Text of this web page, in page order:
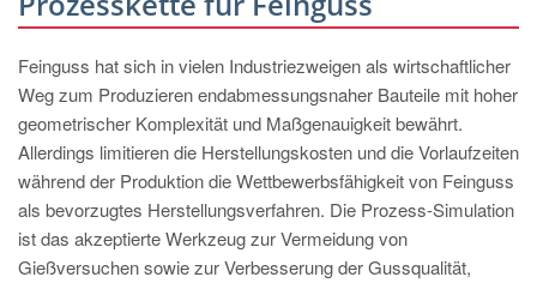
Feinguss hat sich in vielen Industriezweigen als wirtschaftlicher
Weg zum Produzieren endabmessungsnaher Bauteile mit hoher
geometrischer Komplexität und Maßgenauigkeit bewährt.
Allerdings limitieren die Herstellungskosten und die Vorlaufzeiten
während der Produktion die Wettbewerbsfähigkeit von Feinguss
als bevorzugtes Herstellungsverfahren. Die Prozess-Simulation
ist das akzeptierte Werkzeug zur Vermeidung von
Gießversuchen sowie zur Verbesserung der Gussqualität,